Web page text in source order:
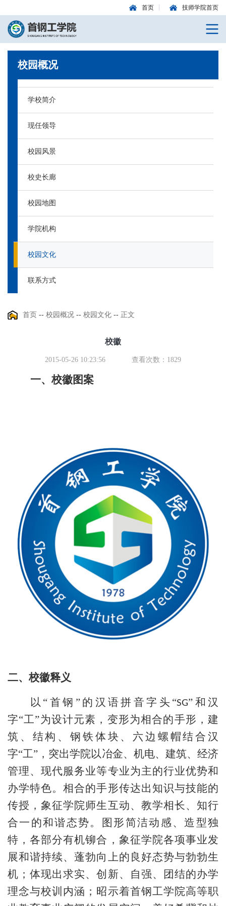
首页 技师学院首页
校园概况
学校简介
现任领导
校园风景
校史长廊
校园地图
学院机构
校园文化
联系方式
首页 -- 校园概况 -- 校园文化 -- 正文
校徽
2015-05-26 10:23:56 查看次数： 1829
一、校徽图案
二、校徽释义
以“首钢”的汉语拼音字头“SG”和汉
字“工”为设计元素，变形为相合的手形，建
筑、结构、钢铁体块、六边螺帽结合汉
字“工”，突出学院以冶金、机电、建筑、经济
管理、现代服务业等专业为主的行业优势和
办学特色。相合的手形传达出知识与技能的
传授，象征学院师生互动、教学相长、知行
合一的和谐态势。图形简洁动感、造型独
特，各部分有机铆合，象征学院各项事业发
展和谐持续、蓬勃向上的良好态势与勃勃生
机；体现出求实、创新、自强、团结的办学
理念与校训内涵；昭示着首钢工学院高等职